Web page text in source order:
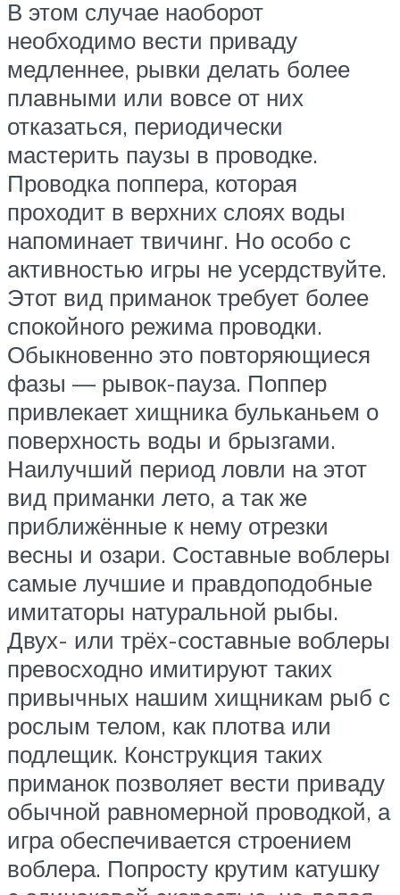
В этом случае наоборот
необходимо вести приваду
медленнее, рывки делать более
плавными или вовсе от них
отказаться, периодически
мастерить паузы в проводке.
Проводка поппера, которая
проходит в верхних слоях воды
напоминает твичинг. Но особо с
активностью игры не усердствуйте.
Этот вид приманок требует более
спокойного режима проводки.
Обыкновенно это повторяющиеся
фазы — рывок-пауза. Поппер
привлекает хищника бульканьем о
поверхность воды и брызгами.
Наилучший период ловли на этот
вид приманки лето, а так же
приближённые к нему отрезки
весны и озари. Составные воблеры
самые лучшие и правдоподобные
имитаторы натуральной рыбы.
Двух- или трёх-составные воблеры
превосходно имитируют таких
привычных нашим хищникам рыб с
рослым телом, как плотва или
подлещик. Конструкция таких
приманок позволяет вести приваду
обычной равномерной проводкой, а
игра обеспечивается строением
воблера. Попросту крутим катушку